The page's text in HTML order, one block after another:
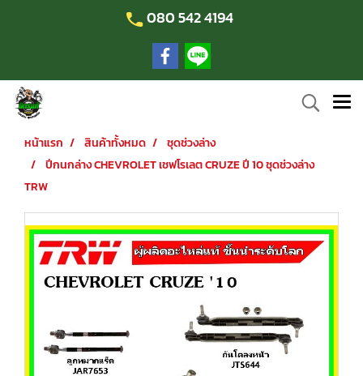
080 542 4194
หน้าแรก สินค้าทั้งหมด
ชุดช่วงล่าง
ปีกนกล่าง CHEVROLET เชฟโรเลต CRUZE ปี 10 ชุดช่วงล่าง
TRW